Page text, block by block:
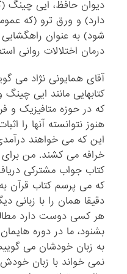
دیوان حافظ، ایی چینگ
دارد) و ورق ترو (که
شود) به عنوان
درمان اختلالات روانی
آقای همایونی نژاد می
کتابهایی مانند ایی
که در حوزه متافیزیک و
هنوز نتوانسته آنها را
این که می خواهند درآمدی
خرافه می کشند. من برای
کتاب جواب مشترکی
که می پرسم کتاب قرآن
دقیقا همان را با زبانی
هر کسی دوست دارد
بشنود، ما در دوره
به زبان خودشان می
نمی خواند با زبان